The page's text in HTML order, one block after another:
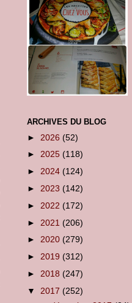
ARCHIVES DU BLOG
► 2026 (52)
► 2025 (118)
► 2024 (124)
► 2023 (142)
► 2022 (172)
► 2021 (206)
► 2020 (279)
► 2019 (312)
► 2018 (247)
▼ 2017 (252)